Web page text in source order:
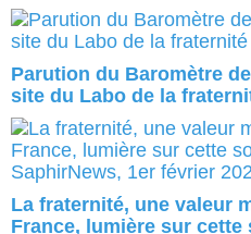
Parution du Baromètre
site du Labo de la
La fraternité, une valeur
France, lumière sur